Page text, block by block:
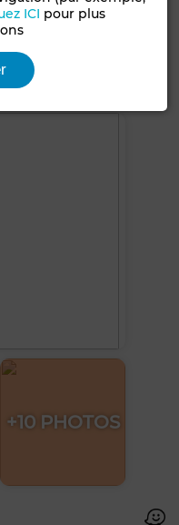
Porte blindée
+10 PHOTOS
ICI pour plus